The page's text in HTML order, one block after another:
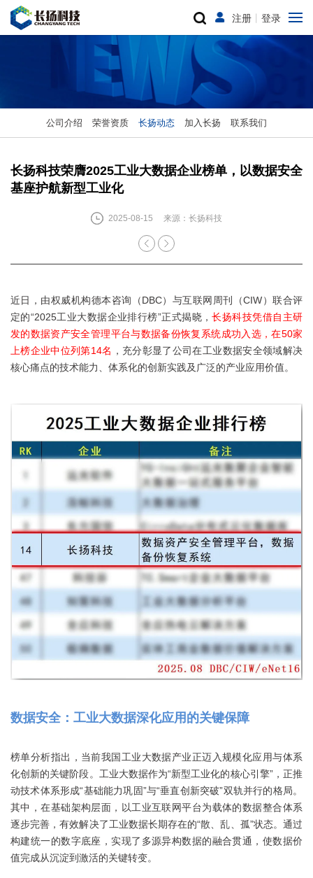
注册 丨登录
公司介绍 荣誉资质 长扬动态 加入长扬 联系我们
长扬科技荣膺2025工业大数据企业榜单，以数据安全
基座护航新型工业化
2025-08-15 来源：长扬科技
近日，由权威机构德本咨询（DBC）与互联网周刊（CIW）联合评
定的“2025工业大数据企业排行榜”正式揭晓，长扬科技凭借自主研
发的数据资产安全管理平台与数据备份恢复系统成功入选，在50家
上榜企业中位列第14名 ，充分彰显了公司在工业数据安全领域解决
核心痛点的技术能力、体系化的创新实践及广泛的产业应用价值。
数据安全：工业大数据深化应用的关键保障
榜单分析指出，当前我国工业大数据产业正迈入规模化应用与体系
化创新的关键阶段。工业大数据作为“新型工业化的核心引擎”，正推
动技术体系形成“基础能力巩固”与“垂直创新突破”双轨并行的格局。
其中，在基础架构层面，以工业互联网平台为载体的数据整合体系
逐步完善，有效解决了工业数据长期存在的“散、乱、孤”状态。通过
构建统一的数字底座，实现了多源异构数据的融合贯通，使数据价
值完成从沉淀到激活的关键转变。